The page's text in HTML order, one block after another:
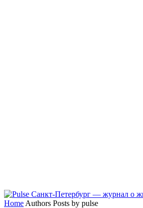
Home Authors Posts by pulse